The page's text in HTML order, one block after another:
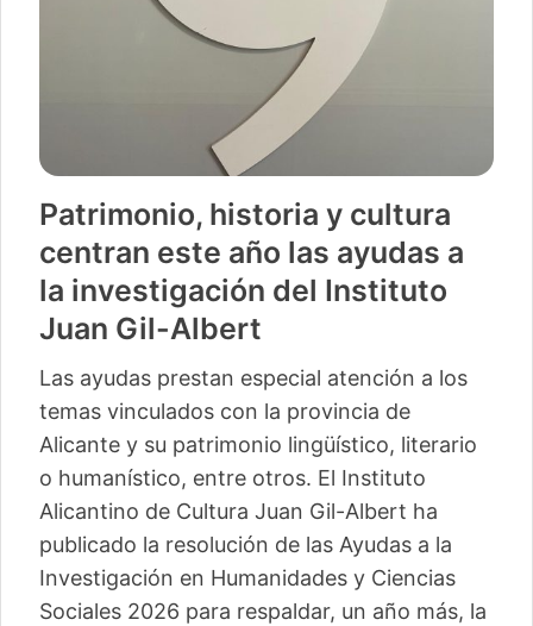
Patrimonio, historia y cultura
centran este año las ayudas a
la investigación del Instituto
Juan Gil-Albert
Las ayudas prestan especial atención a los
temas vinculados con la provincia de
Alicante y su patrimonio lingüístico, literario
o humanístico, entre otros. El Instituto
Alicantino de Cultura Juan Gil-Albert ha
publicado la resolución de las Ayudas a la
Investigación en Humanidades y Ciencias
Sociales 2026 para respaldar, un año más, la